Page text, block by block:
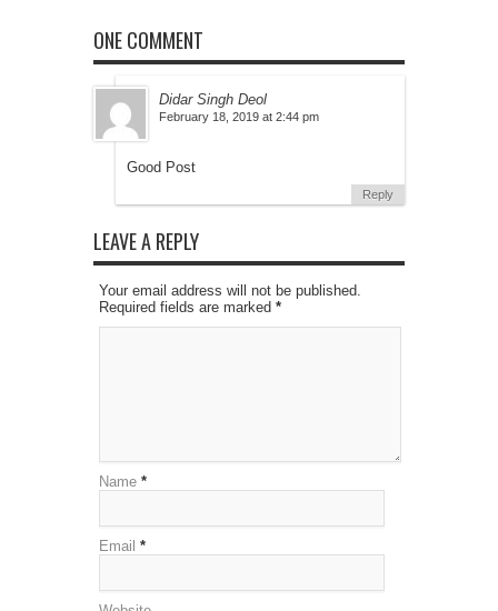
ONE COMMENT
Didar Singh Deol
February 18, 2019 at 2:44 pm
Good Post
Reply
LEAVE A REPLY
Your email address will not be published.
Required fields are marked *
Name *
Email *